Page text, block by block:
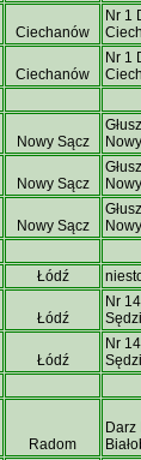
Ciechanów
Nr 1
Ciechanów
Nr 1
Nowy Sącz
Nowy Sącz
Nowy Sącz
Łódź
Łódź
Nr
Łódź
Nr
Radom
Darz